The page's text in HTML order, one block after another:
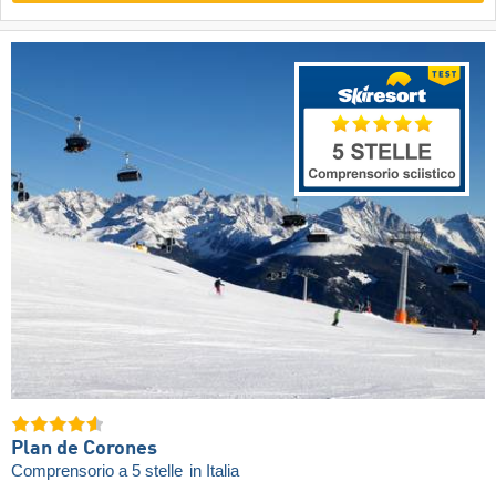
Plan de Corones
Comprensorio a 5 stelle in Italia